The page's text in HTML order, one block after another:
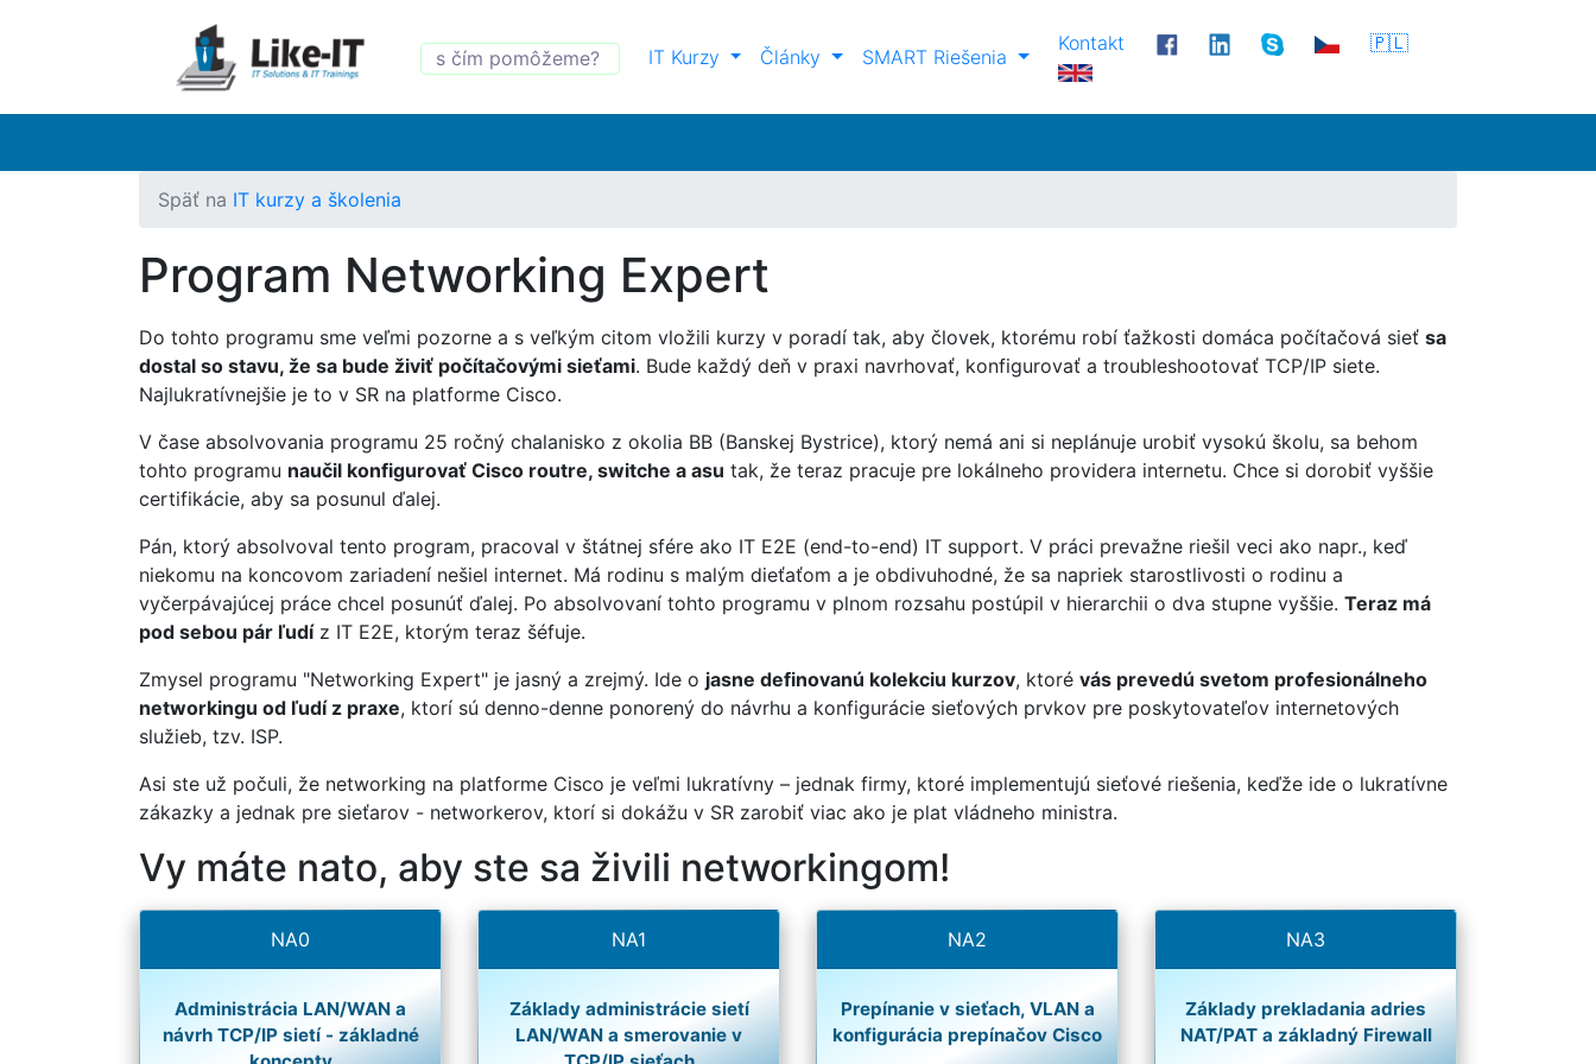
IT Kurzy Články SMART Riešenia
Kontakt 🇵🇱
Späť na IT kurzy a školenia
Program Networking Expert
Do tohto programu sme veľmi pozorne a s veľkým citom vložili kurzy v poradí tak, aby človek, ktorému robí ťažkosti domáca počítačová sieť sa
dostal so stavu, že sa bude živiť počítačovými sieťami. Bude každý deň v praxi navrhovať, konfigurovať a troubleshootovať TCP/IP siete.
Najlukratívnejšie je to v SR na platforme Cisco.
V čase absolvovania programu 25 ročný chalanisko z okolia BB (Banskej Bystrice), ktorý nemá ani si neplánuje urobiť vysokú školu, sa behom
tohto programu naučil konfigurovať Cisco routre, switche a asu tak, že teraz pracuje pre lokálneho providera internetu. Chce si dorobiť vyššie
certifikácie, aby sa posunul ďalej.
Pán, ktorý absolvoval tento program, pracoval v štátnej sfére ako IT E2E (end-to-end) IT support. V práci prevažne riešil veci ako napr., keď
niekomu na koncovom zariadení nešiel internet. Má rodinu s malým dieťaťom a je obdivuhodné, že sa napriek starostlivosti o rodinu a
vyčerpávajúcej práce chcel posunúť ďalej. Po absolvovaní tohto programu v plnom rozsahu postúpil v hierarchii o dva stupne vyššie. Teraz má
pod sebou pár ľudíz IT E2E, ktorým teraz šéfuje.
Zmysel programu "Networking Expert" je jasný a zrejmý. Ide o jasne definovanú kolekciu kurzov, ktoré vás prevedú svetom profesionálneho
networkingu od ľudí z praxe, ktorí sú denno-denne ponorený do návrhu a konfigurácie sieťových prvkov pre poskytovateľov internetových
služieb, tzv. ISP.
Asi ste už počuli, že networking na platforme Cisco je veľmi lukratívny – jednak firmy, ktoré implementujú sieťové riešenia, keďže ide o lukratívne
zákazky a jednak pre sieťarov - networkerov, ktorí si dokážu v SR zarobiť viac ako je plat vládneho ministra.
Vy máte nato, aby ste sa živili networkingom!
NA0
Administrácia LAN/WAN a
návrh TCP/IP sietí - základné
NA1
Základy administrácie sietí
LAN/WAN a smerovanie v
NA2
Prepínanie v sieťach, VLAN a
konfigurácia prepínačov Cisco
NA3
Základy prekladania adries
NAT/PAT a základný Firewall